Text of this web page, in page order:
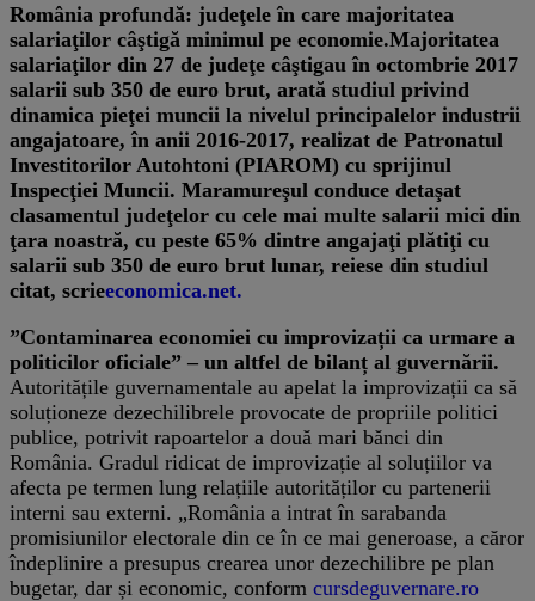
​România profundă: judeţele în care majoritatea
salariaţilor câştigă minimul pe economie.Majoritatea
salariaţilor din 27 de judeţe câştigau în octombrie 2017
salarii sub 350 de euro brut, arată studiul privind
dinamica pieţei muncii la nivelul principalelor industrii
angajatoare, în anii 2016-2017, realizat de Patronatul
Investitorilor Autohtoni (PIAROM) cu sprijinul
Inspecţiei Muncii. Maramureşul conduce detaşat
clasamentul judeţelor cu cele mai multe salarii mici din
ţara noastră, cu peste 65% dintre angajaţi plătiţi cu
salarii sub 350 de euro brut lunar, reiese din studiul
citat, scrieeconomica.net.
”Contaminarea economiei cu improvizații ca urmare a
politicilor oficiale” – un altfel de bilanț al guvernării.
Autoritățile guvernamentale au apelat la improvizații ca să
soluționeze dezechilibrele provocate de propriile politici
publice, potrivit rapoartelor a două mari bănci din
România. Gradul ridicat de improvizație al soluțiilor va
afecta pe termen lung relațiile autorităților cu partenerii
interni sau externi. „România a intrat în sarabanda
promisiunilor electorale din ce în ce mai generoase, a căror
îndeplinire a presupus crearea unor dezechilibre pe plan
bugetar, dar și economic, conform cursdeguvernare.ro